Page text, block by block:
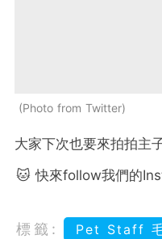
Photo from Twitter
大家下次也要來拍拍主
🐱 快來follow我們的
標籤:
Pet Staff